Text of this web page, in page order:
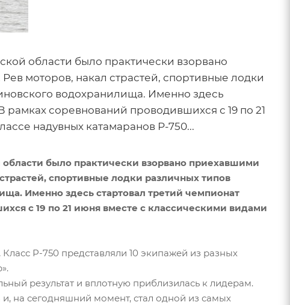
области было практически взорвано
моторов, накал страстей, спортивные лодки
водохранилища. Именно здесь
соревнований проводившихся с 19 по 21
надувных катамаранов Р-750...
было практически взорвано приехавшими
спортивные лодки различных типов
Именно здесь стартовал третий чемпионат
с 19 по 21 июня вместе с классическими видами
Р-750 представляли 10 экипажей из разных
результат и вплотную приблизилась к лидерам.
и, на сегодняшний момент, стал одной из самых